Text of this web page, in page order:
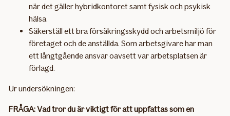
när det gäller hybridkontoret samt fysisk och psykisk
hälsa.
Säkerställ ett bra försäkringsskydd och arbetsmiljö för
företaget och de anställda. Som arbetsgivare har man
ett långtgående ansvar oavsett var arbetsplatsen är
förlagd.
Ur undersökningen:
FRÅGA: Vad tror du är viktigt för att uppfattas som en